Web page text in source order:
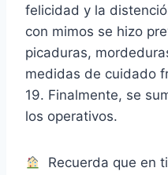
felicidad y la
con mimos se hizo
picaduras,
medidas de cuidado
19. Finalmente, se
los operativos.
Recuerda que en